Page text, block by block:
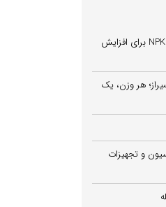
راهنمای کامل زمان و نحوه مصرف کود NPK برای افزایش
هر وزن، یک
و تجهیزات